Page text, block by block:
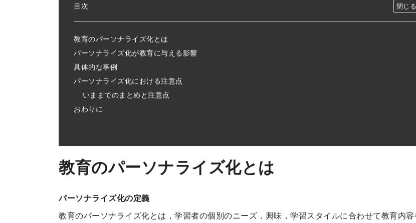
目次
教育のパーソナライズ化とは
パーソナライズ化が教育に与える影響
具体的な事例
パーソナライズ化における注意点
いままでのまとめと注意点
おわりに
教育のパーソナライズ化とは
パーソナライズ化の定義
教育のパーソナライズ化とは，学習者の個別のニーズ，興味，学習スタイルに合わせて教育内容